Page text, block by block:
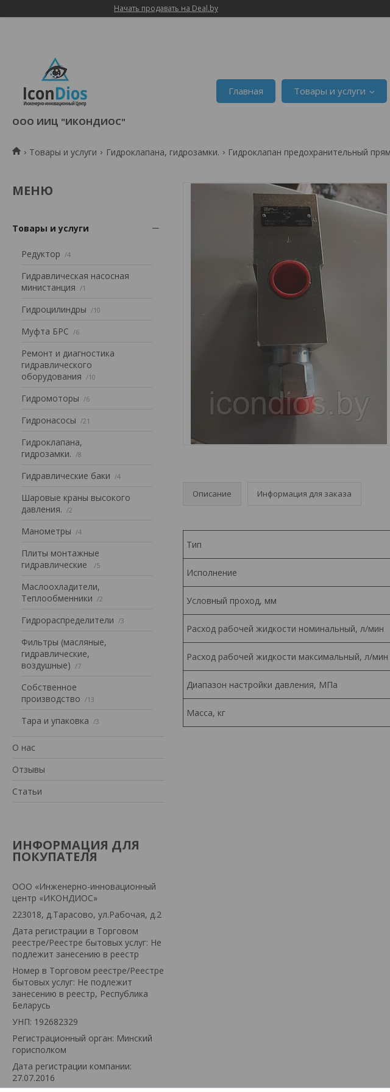
Начать продавать на Deal.by
ООО ИИЦ "ИКОНДИОС"
Главная Товары и услуги
Товары и услуги Гидроклапана, гидрозамки. Гидроклапан предохранительный
Товары и услуги
Редуктор 4
Гидравлическая насосная
министанция
1
Гидроцилиндры 10
Муфта БРС 6
Ремонт и диагностика
гидравлического
оборудования
10
Гидромоторы 6
Гидронасосы 21
Гидроклапана,
гидрозамки.
8
Гидравлические баки 4
Шаровые краны высокого
давления.
2
Манометры 4
Плиты монтажные
гидравлические
5
Маслоохладители,
Теплообменники
2
Гидрораспределители 3
Фильтры (масляные,
гидравлические,
воздушные)
7
Собственное
производство
13
Тара и упаковка 3
О нас
Отзывы
Статьи
ИНФОРМАЦИЯ ДЛЯ
ПОКУПАТЕЛЯ
ООО «Инженерно-инновационный
центр «ИКОНДИОС»
223018, д.Тарасово, ул.Рабочая, д.2
Дата регистрации в Торговом
реестре/Реестре бытовых услуг: Не
подлежит занесению в реестр
Номер в Торговом реестре/Реестре
бытовых услуг: Не подлежит
занесению в реестр, Республика
Беларусь
УНП: 192682329
Регистрационный орган: Минский
горисполком
Дата регистрации компании:
27.07.2016
Описание Информация для заказа
Тип
Исполнение
Условный проход, мм
Расход рабочей жидкости номинальный, л/мин
Расход рабочей жидкости максимальный, л/мин
Диапазон настройки давления, МПа
Масса, кг